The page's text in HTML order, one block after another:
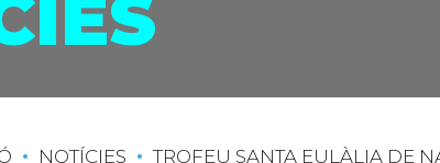
NOTÍCIES TROFEU SANTA EULÀLIA DE